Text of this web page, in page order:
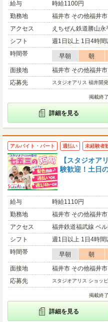
給与
時給1100円
勤務地
福井市 その他福井市
アクセス
えちぜん鉄道勝山
シフト
週1日以上 1日4時間
時間帯
早朝 朝
面接地
福井市 その他福井市
応募先
スタジオアリス 福井開
掲載終
詳細を見る
アルバイト・パート 週払い 未経験者
【スタジオア
験歓迎！土日
給与
時給1110円
勤務地
福井市 その他福井市
アクセス
福井鉄道福武線 ベ
シフト
週1日以上 1日4時間
時間帯
早朝 朝
面接地
福井市 その他福井市
応募先
スタジオアリス ショッ
掲載終
詳細を見る